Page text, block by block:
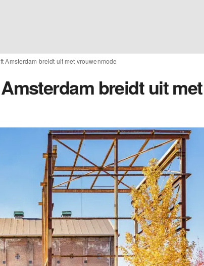
Amsterdam breidt uit met vrouwenmode
breidt uit met